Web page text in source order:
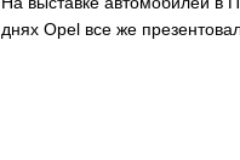
днях Opel все же